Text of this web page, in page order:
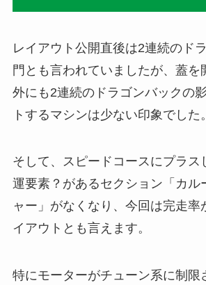
レイアウト公開直後は2連続のド
門とも言われていましたが、蓋を
外にも2連続のドラゴンバックの
トするマシンは少ない印象でした。
そして、スピードコースにプラス
運要素？があるセクション「カル
ャー」がなくなり、今回は完走率
イアウトとも言えます。
特にモーターがチューン系に制限